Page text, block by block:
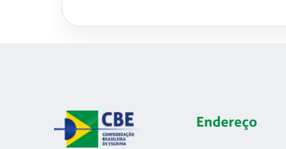
Endereço